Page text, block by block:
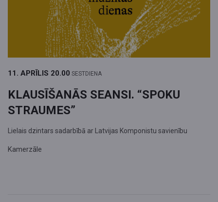
11. APRĪLIS 20.00 SESTDIENA
KLAUSĪŠANĀS SEANSI. “SPOKU
STRAUMES”
Lielais dzintars sadarbībā ar Latvijas Komponistu savienību
Kamerzāle